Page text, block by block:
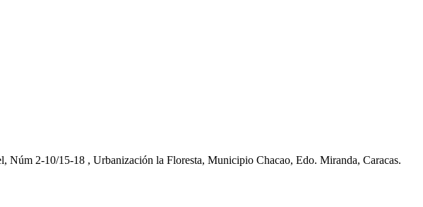
Núm 2-10/15-18 , Urbanización la Floresta, Municipio Chacao, Edo. Miranda, Caracas.